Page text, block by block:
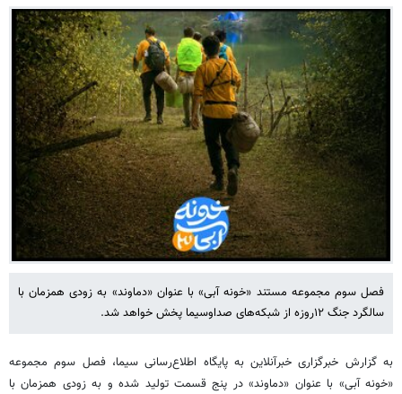
فصل سوم مجموعه مستند «خونه آبی» با عنوان «دماوند» به زودی همزمان با
سالگرد جنگ ۱۲روزه از شبکه‌های صداوسیما پخش خواهد شد.
به گزارش خبرگزاری خبرآنلاین به پایگاه اطلاع‌رسانی سیما، فصل سوم مجموعه
«خونه آبی» با عنوان «دماوند» در پنج قسمت تولید شده و به زودی همزمان با